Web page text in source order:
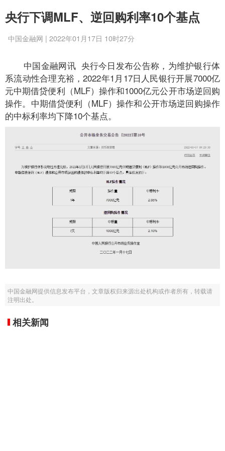
央行下调MLF、逆回购利率10个基点
中国金融网 | 2022年01月17日 10时27分
中国金融网讯 央行今日发布公告称，为维护银行体
系流动性合理充裕，2022年1月17日人民银行开展7000亿
元中期借贷便利（MLF）操作和1000亿元公开市场逆回购
操作。中期借贷便利（MLF）操作和公开市场逆回购操作
的中标利率均下降10个基点。
中国金融网提供信息发布平台，文章版权归来源出处机构或作者所有，转载请
注明出处。
相关新闻